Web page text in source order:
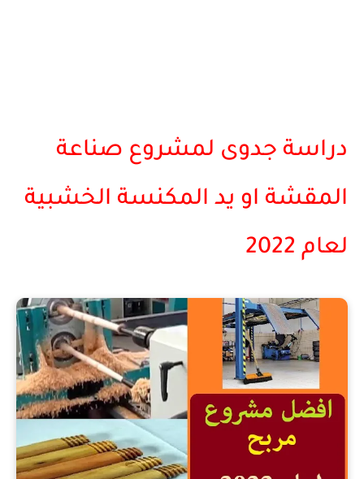
دراسة جدوى لمشروع صناعة
المقشة او يد المكنسة الخشبية
لعام 2022